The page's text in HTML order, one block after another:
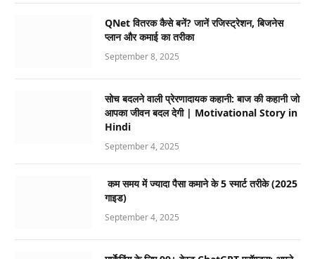
QNet वितरक कैसे बनें? जानें रजिस्ट्रेशन, बिजनेस
प्लान और कमाई का तरीका
September 8, 2025
सोच बदलने वाली प्रेरणादायक कहानी: बाज की कहानी जो
आपका जीवन बदल देगी | Motivational Story in
Hindi
September 4, 2025
कम समय में ज्यादा पैसा कमाने के 5 स्मार्ट तरीके (2025
गाइड)
September 4, 2025